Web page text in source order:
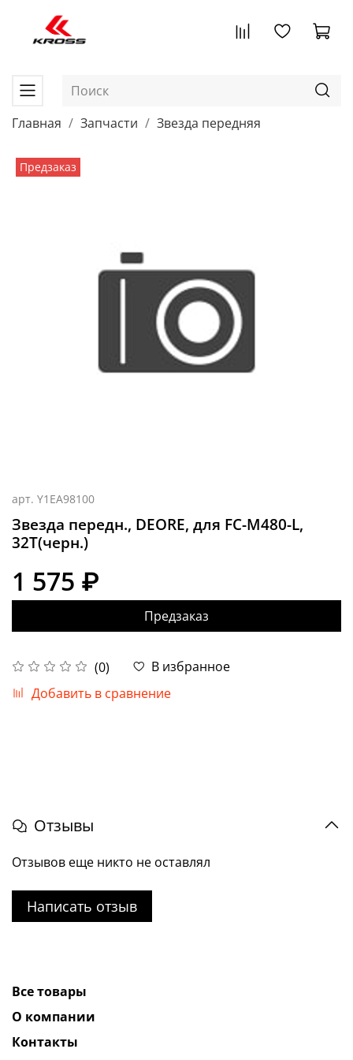
Главная Запчасти Звезда передняя
Предзаказ
арт. Y1EA98100
Звезда передн., DEORE, для FC-M480-L,
32T(черн.)
(0)
В избранное
Добавить в сравнение
1 575 ₽
Предзаказ
Отзывы
Отзывов еще никто не оставлял
Написать отзыв
Все товары
О компании
Контакты